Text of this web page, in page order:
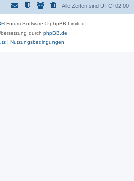
Alle Zeiten sind UTC+02:00
® Forum Software © phpBB Limited
durch phpBB.de
| Nutzungsbedingungen